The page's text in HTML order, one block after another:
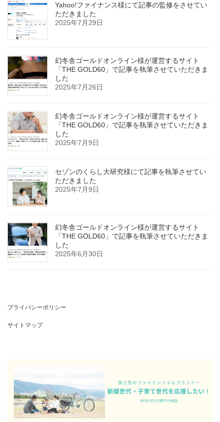
Yahoo!ファイナンス様にて記事の監修をさせてい
ただきました
2025年7月29日
幻冬舎ゴールドオンライン様が運営するサイト
「THE GOLD60」で記事を執筆させていただきま
した
2025年7月26日
幻冬舎ゴールドオンライン様が運営するサイト
「THE GOLD60」で記事を執筆させていただきま
した
2025年7月9日
セゾンのくらし大研究様にて記事を執筆させてい
ただきました
2025年7月9日
幻冬舎ゴールドオンライン様が運営するサイト
「THE GOLD60」で記事を執筆させていただきま
した
2025年6月30日
プライバシーポリシー
サイトマップ